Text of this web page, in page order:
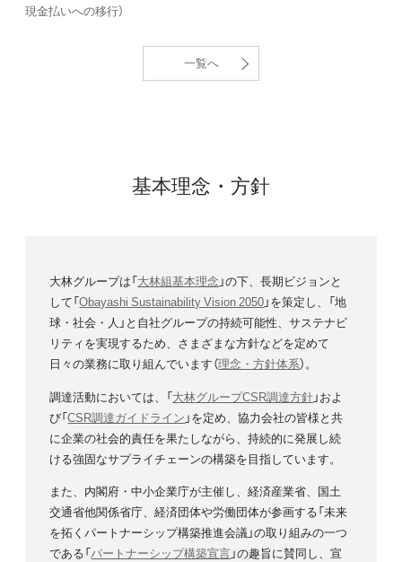
現金払いへの移行）
一覧へ
基本理念・方針
大林グループは「大林組基本理念 」の下、長期ビジョンと
して「Obayashi Sustainability Vision 2050」を策定し、「地
球・社会・人」と自社グループの持続可能性、サステナビ
リティを実現するため、さまざまな方針などを定めて
日々の業務に取り組んでいます（理念・方針体系）。
調達活動においては、「大林グループCSR調達方針」およ
び「CSR調達ガイドライン 」を定め、協力会社の皆様と共
に企業の社会的責任を果たしながら、持続的に発展し続
ける強固なサプライチェーンの構築を目指しています。
また、内閣府・中小企業庁が主催し、経済産業省、国土
交通省他関係省庁、経済団体や労働団体が参画する「未来
を拓くパートナーシップ構築推進会議」の取り組みの一つ
である「パートナーシップ構築宣言」の趣旨に賛同し、宣